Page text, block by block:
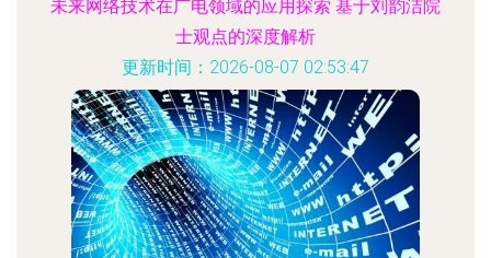
未来网络技术在广电领域的应用探索 基于刘韵洁院
士观点的深度解析
更新时间：2026-08-07 02:53:47